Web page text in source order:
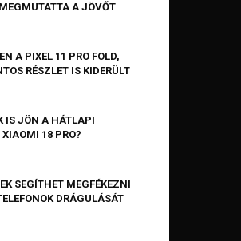
A JÖVŐT
A PIXEL 11 PRO FOLD,
RÉSZLET IS KIDERÜLT
IS JÖN A HÁTLAPI
18 PRO?
SEGÍTHET MEGFÉKEZNI
DRÁGULÁSÁT